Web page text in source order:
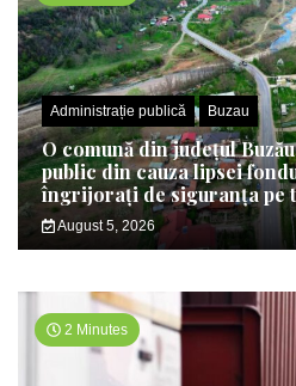
Administrație publică Buzau
O comună din județul
public din cauza lipsei
îngrijorați de siguranța pe
August 5, 2026
2 Minutes